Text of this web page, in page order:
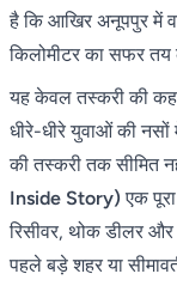
है कि आखिर अनूपपुर में
किलोमीटर का सफर
यह केवल तस्करी की
धीरे-धीरे युवाओं की नसों
की तस्करी तक सीमित
Inside Story)एक
रिसीवर, थोक डीलर
पहले बड़े शहर या